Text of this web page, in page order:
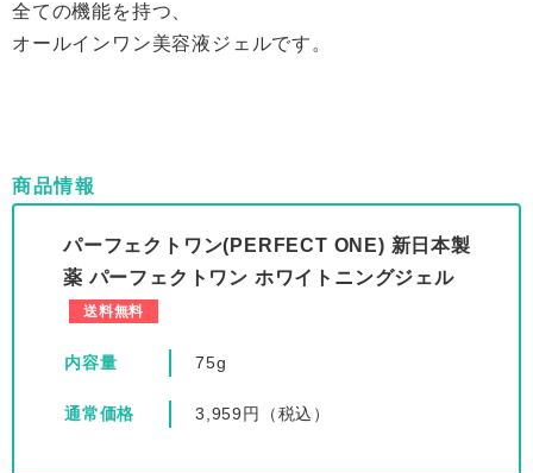
全ての機能を持つ、
オールインワン美容液ジェルです。
商品情報
パーフェクトワン(PERFECT ONE) 新日本製
薬 パーフェクトワン ホワイトニングジェル
送料無料
内容量 75g
通常価格 3,959円（税込）